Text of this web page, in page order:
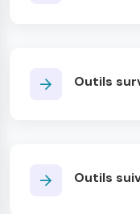
Outils
Outils